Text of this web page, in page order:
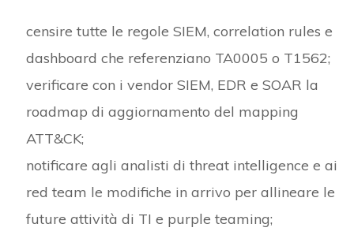
censire tutte le regole SIEM, correlation rules e
dashboard che referenziano TA0005 o T1562;
verificare con i vendor SIEM, EDR e SOAR la
roadmap di aggiornamento del mapping
ATT&CK;
notificare agli analisti di threat intelligence e ai
red team le modifiche in arrivo per allineare le
future attività di TI e purple teaming;